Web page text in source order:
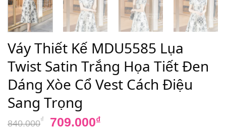
Váy Thiết Kế MDU5585 Lụa
Twist Satin Trắng Họa Tiết Đen
Dáng Xòe Cổ Vest Cách Điệu
Sang Trọng
840.000₫
Giá
709.000₫